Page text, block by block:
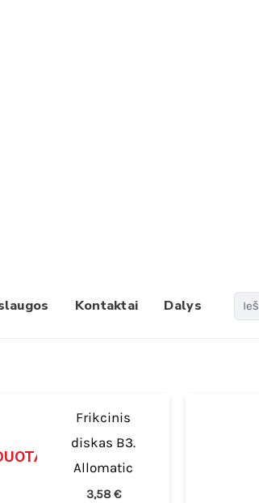
Kontaktai Dalys
Frikcinis
diskas B3.
Allomatic
3,58€